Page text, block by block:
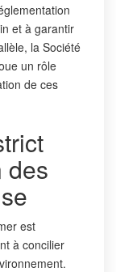
et à garantir
la Société
un rôle
de ces
des
est
à concilier